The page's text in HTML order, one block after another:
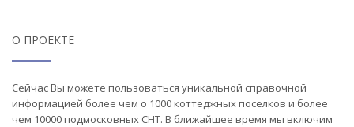
О ПРОЕКТЕ
Сейчас Вы можете пользоваться уникальной справочной
информацией более чем о 1000 коттеджных поселков и более
чем 10000 подмосковных СНТ. В ближайшее время мы включим